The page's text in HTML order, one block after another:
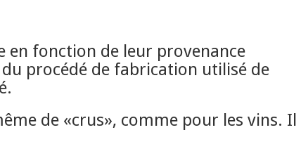
en fonction de leur provenance
procédé de fabrication utilisé de
de «crus», comme pour les vins. Il